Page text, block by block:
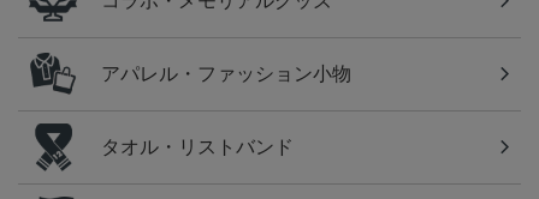
アパレル・ファッション小物
タオル・リストバンド